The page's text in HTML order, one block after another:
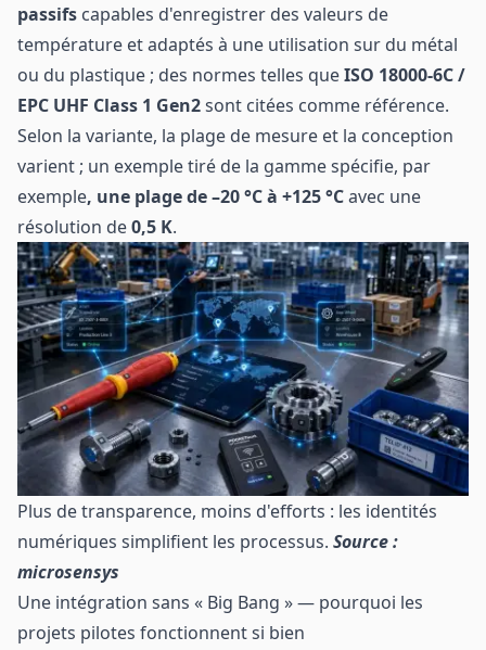
passifs capables d'enregistrer des valeurs de
température et adaptés à une utilisation sur du métal
ou du plastique ; des normes telles queISO 18000-6C /
EPC UHF Class 1 Gen2sont citées comme référence.
Selon la variante, la plage de mesure et la conception
varient ; un exemple tiré de la gamme spécifie, par
exemple, une plage de –20 °C à +125 °Cavec une
résolution de0,5 K.
Plus de transparence, moins d'efforts : les identités
numériques simplifient les processus. Source :
microsensys
Une intégration sans « Big Bang » — pourquoi les
projets pilotes fonctionnent si bien